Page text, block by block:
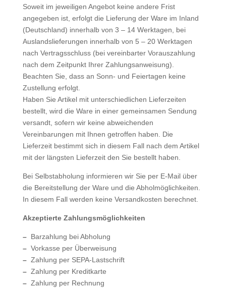
Soweit im jeweiligen Angebot keine andere Frist
angegeben ist, erfolgt die Lieferung der Ware im Inland
(Deutschland) innerhalb von 3 – 14 Werktagen, bei
Auslandslieferungen innerhalb von 5 – 20 Werktagen
nach Vertragsschluss (bei vereinbarter Vorauszahlung
nach dem Zeitpunkt Ihrer Zahlungsanweisung).
Beachten Sie, dass an Sonn- und Feiertagen keine
Zustellung erfolgt.
Haben Sie Artikel mit unterschiedlichen Lieferzeiten
bestellt, wird die Ware in einer gemeinsamen Sendung
versandt, sofern wir keine abweichenden
Vereinbarungen mit Ihnen getroffen haben. Die
Lieferzeit bestimmt sich in diesem Fall nach dem Artikel
mit der längsten Lieferzeit den Sie bestellt haben.
Bei Selbstabholung informieren wir Sie per E-Mail über
die Bereitstellung der Ware und die Abholmöglichkeiten.
In diesem Fall werden keine Versandkosten berechnet.
Akzeptierte Zahlungsmöglichkeiten
– Barzahlung bei Abholung
– Vorkasse per Überweisung
–Zahlung per SEPA-Lastschrift
– Zahlung per Kreditkarte
– Zahlung per Rechnung